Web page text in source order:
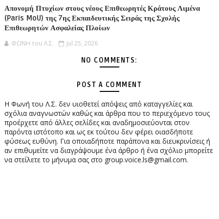
Απονομή Πτυχίων στους νέους Επιθεωρητές Κράτους Λιμένα
(Paris MoU) της 7ης Εκπαιδευτικής Σειράς της Σχολής
Επιθεωρητών Ασφαλείας Πλοίων
ΦΩΝΗ του Λ.Σ. Jul 25, 2026
NO COMMENTS:
POST A COMMENT
Η Φωνή του Λ.Σ. δεν υιοθετεί απόψεις από καταγγελίες και
σχόλια αναγνωστών καθώς και άρθρα που το περιεχόμενο τους
προέρχετε από άλλες σελίδες και αναδημοσιεύονται στον
παρόντα ιστότοπο και ως εκ τούτου δεν φέρει οιασδήποτε
φύσεως ευθύνη. Για οποιαδήποτε παράπονα και διευκρινίσεις ή
αν επιθυμείτε να διαγράψουμε ένα άρθρο ή ένα σχόλιο μπορείτε
να στείλετε το μήνυμα σας στο group.voice.ls@gmail.com.